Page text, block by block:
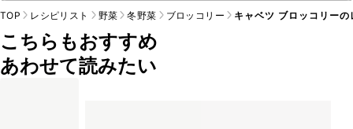
TOP レシピリスト 野菜 冬野菜 ブロッコリー キャベツ ブロッコリー
こちらもおすすめ
あわせて読みたい